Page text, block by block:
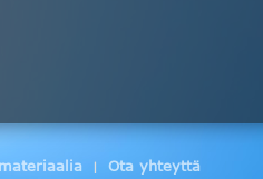
| Ota yhteyttä